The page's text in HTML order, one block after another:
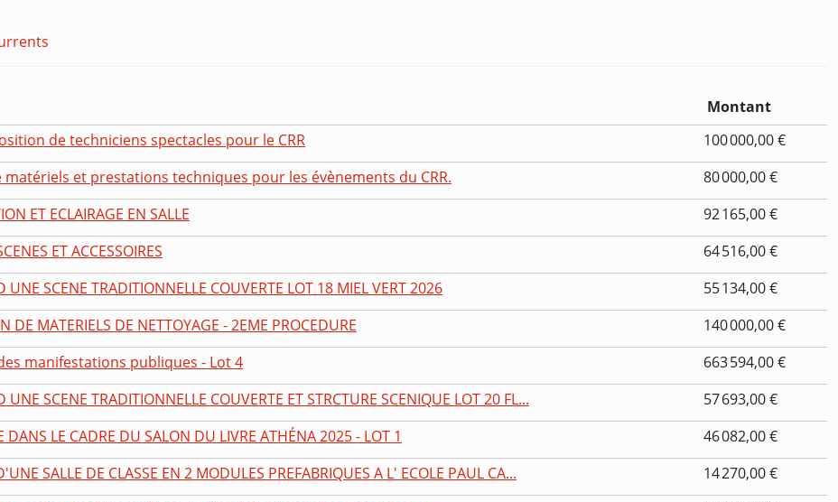
Montant
de techniciens spectacles pour le CRR
100 000,00 €
matériels et prestations techniques pour les évènements du CRR.
80 000,00 €
ET ECLAIRAGE EN SALLE
92 165,00 €
ET ACCESSOIRES
64 516,00 €
UNE SCENE TRADITIONNELLE COUVERTE LOT 18 MIEL VERT 2026
55 134,00 €
DE MATERIELS DE NETTOYAGE - 2EME PROCEDURE
140 000,00 €
manifestations publiques - Lot 4
663 594,00 €
UNE SCENE TRADITIONNELLE COUVERTE ET STRCTURE SCENIQUE LOT 20 FL...
57 693,00 €
DANS LE CADRE DU SALON DU LIVRE ATHÉNA 2025 - LOT 1
46 082,00 €
SALLE DE CLASSE EN 2 MODULES PREFABRIQUES A L' ECOLE PAUL CA...
14 270,00 €